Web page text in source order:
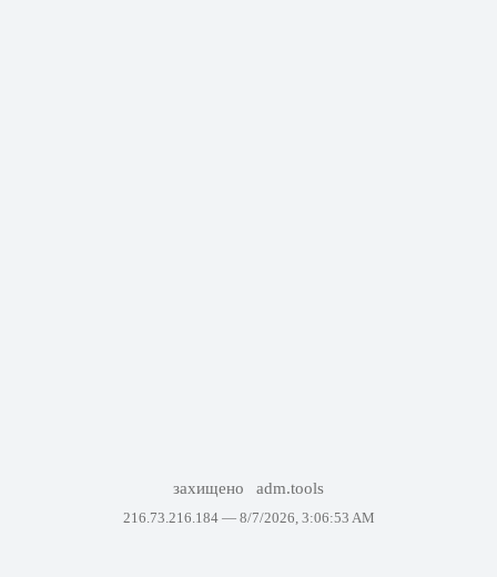
захищено adm.tools
216.73.216.184 — 8/7/2026, 3:06:53 AM